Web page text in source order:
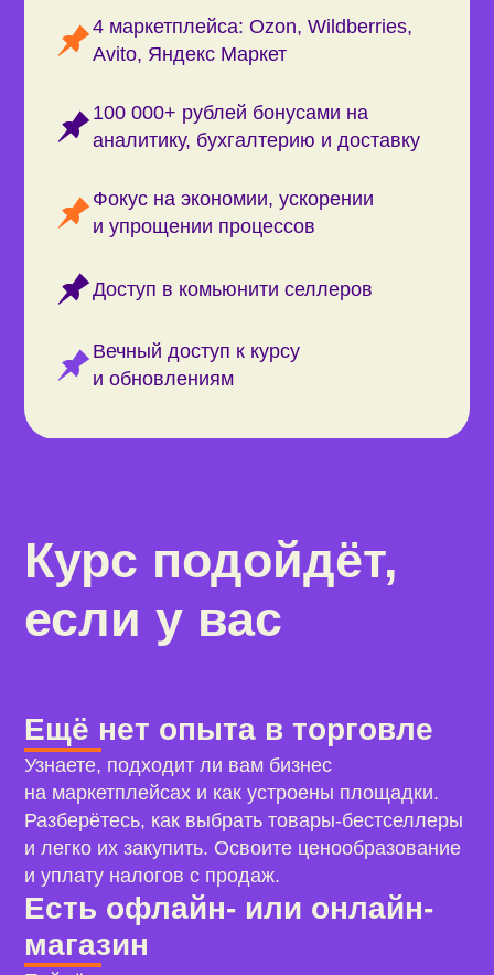
если у вас
Ещё нет опыта в торговле
Узнаете, подходит ли вам бизнес
Разберётесь, как выбрать товары-бестселлеры
и легко их закупить. Освоите ценообразование
Есть офлайн- или онлайн-
магазин
Поймёте, какие товары из вашего
ассортимента будут популярны
на маркетплейсе, и как адаптировать процессы
Программа курса
Все материалы доступны сразу — проходите
темы.